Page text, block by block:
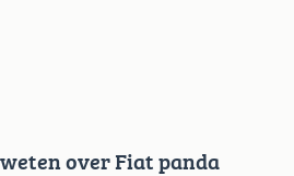
over Fiat panda